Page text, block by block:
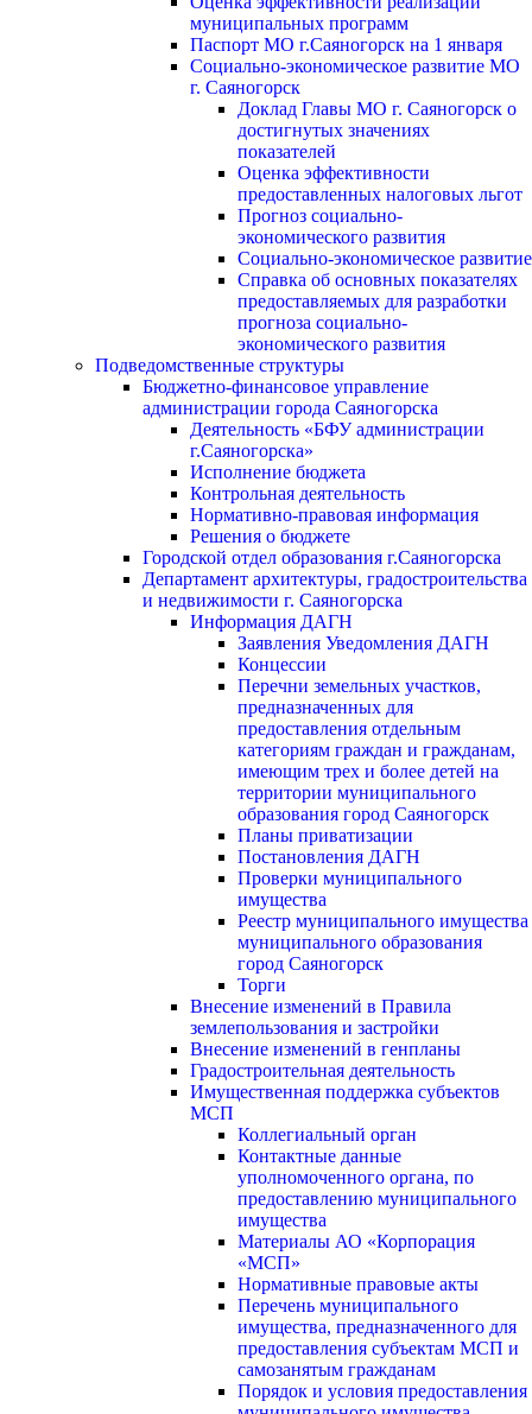
муниципальных программ
Паспорт МО г.Саяногорск на 1 января
Социально-экономическое развитие МО
г. Саяногорск
Доклад Главы МО г. Саяногорск о
достигнутых значениях
показателей
Оценка эффективности
предоставленных налоговых льгот
Прогноз социально-
экономического развития
Социально-экономическое развитие
Справка об основных показателях
предоставляемых для разработки
прогноза социально-
экономического развития
Подведомственные структуры
Бюджетно-финансовое управление
администрации города Саяногорска
Деятельность «БФУ администрации
г.Саяногорска»
Исполнение бюджета
Контрольная деятельность
Нормативно-правовая информация
Решения о бюджете
Городской отдел образования г.Саяногорска
Департамент архитектуры, градостроительства
и недвижимости г. Саяногорска
Информация ДАГН
Заявления Уведомления ДАГН
Концессии
Перечни земельных участков,
предназначенных для
предоставления отдельным
категориям граждан и гражданам,
имеющим трех и более детей на
территории муниципального
образования город Саяногорск
Планы приватизации
Постановления ДАГН
Проверки муниципального
имущества
Реестр муниципального имущества
муниципального образования
город Саяногорск
Торги
Внесение изменений в Правила
землепользования и застройки
Внесение изменений в генпланы
Градостроительная деятельность
Имущественная поддержка субъектов
МСП
Коллегиальный орган
Контактные данные
уполномоченного органа, по
предоставлению муниципального
имущества
Материалы АО «Корпорация
«МСП»
Нормативные правовые акты
Перечень муниципального
имущества, предназначенного для
предоставления субъектам МСП и
самозанятым гражданам
Порядок и условия предоставления